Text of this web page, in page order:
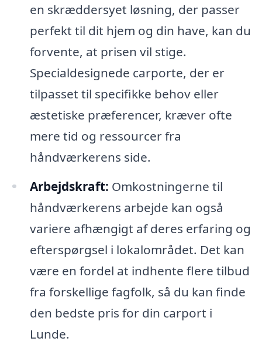
en skræddersyet løsning, der passer
perfekt til dit hjem og din have, kan du
forvente, at prisen vil stige.
Specialdesignede carporte, der er
tilpasset til specifikke behov eller
æstetiske præferencer, kræver ofte
mere tid og ressourcer fra
håndværkerens side.
Arbejdskraft: Omkostningerne til
håndværkerens arbejde kan også
variere afhængigt af deres erfaring og
efterspørgsel i lokalområdet. Det kan
være en fordel at indhente flere tilbud
fra forskellige fagfolk, så du kan finde
den bedste pris for din carport i
Lunde.